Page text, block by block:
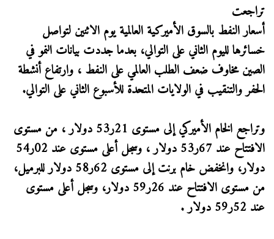
تراجعت
أسعار النفط بالسوق الأميركية العالمية يوم الاثنين لتواصل
خسائرها لليوم الثاني على التوالي، بعدما جددت بيانات النمو في
الصين مخاوف ضعف الطلب العالمي على النفط ، وارتفاع أنشطة
الحفر والتنقيب في الولايات المتحدة للأسبوع الثاني على التوالي.
وتراجع الخام الأميركي إلى مستوى 21ر53 دولار ، من مستوى
الافتتاح عند 67ر53 دولار ، وسجل أعلى مستوى عند 02ر54
دولار، وانخفض خام برنت إلى مستوى 62ر58 دولار للبرميل،
من مستوى الافتتاح عند 26ر59 دولار، وسجل أعلى مستوى
عند 52ر59 دولار .